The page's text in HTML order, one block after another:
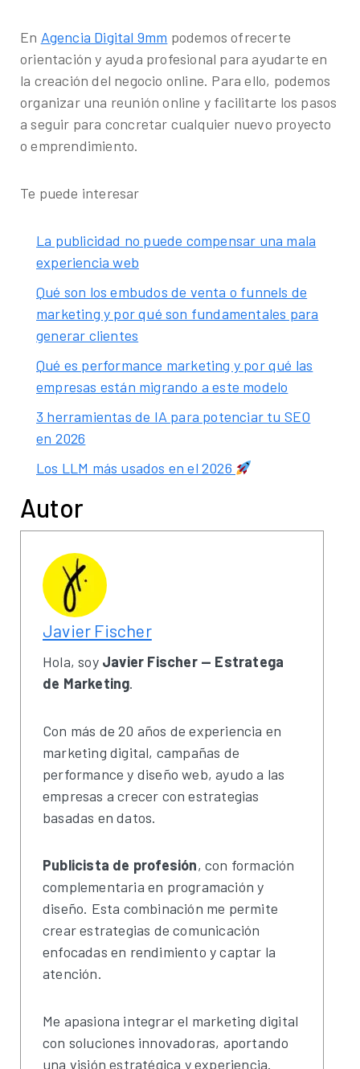
En Agencia Digital 9mm podemos ofrecerte
orientación y ayuda profesional para ayudarte en
la creación del negocio online. Para ello, podemos
organizar una reunión online y facilitarte los pasos
a seguir para concretar cualquier nuevo proyecto
o emprendimiento.
Te puede interesar
La publicidad no puede compensar una mala
experiencia web
Qué son los embudos de venta o funnels de
marketing y por qué son fundamentales para
generar clientes
Qué es performance marketing y por qué las
empresas están migrando a este modelo
3 herramientas de IA para potenciar tu SEO
en 2026
Los LLM más usados en el 2026
Autor
Javier Fischer
Hola, soy Javier Fischer — Estratega
de Marketing.
Con más de 20 años de experiencia en
marketing digital, campañas de
performance y diseño web, ayudo a las
empresas a crecer con estrategias
basadas en datos.
Publicista de profesión, con formación
complementaria en programación y
diseño. Esta combinación me permite
crear estrategias de comunicación
enfocadas en rendimiento y captar la
atención.
Me apasiona integrar el marketing digital
con soluciones innovadoras, aportando
una visión estratégica y experiencia.